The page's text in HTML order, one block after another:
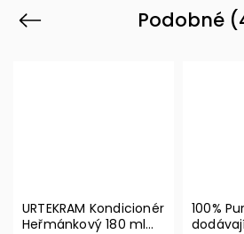
Podobné
Previous
URTEKRAM Kondicionér
Heřmánkový 180 ml
100%